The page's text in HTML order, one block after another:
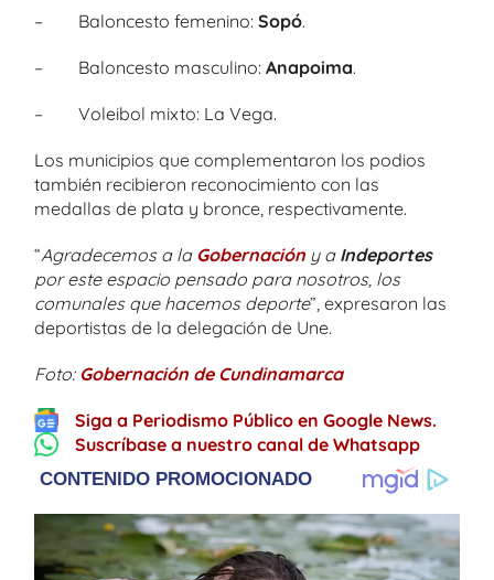
– Baloncesto femenino: Sopó.
– Baloncesto masculino: Anapoima.
– Voleibol mixto: La Vega.
Los municipios que complementaron los podios
también recibieron reconocimiento con las
medallas de plata y bronce, respectivamente.
“Agradecemos a la Gobernación y a Indeportes
por este espacio pensado para nosotros, los
comunales que hacemos deporte”, expresaron las
deportistas de la delegación de Une.
Foto: Gobernación de Cundinamarca
Siga a Periodismo Público en Google News.
Suscríbase a nuestro canal de Whatsapp